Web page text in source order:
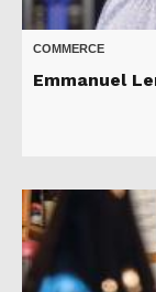
COMMERCE
Emmanuel